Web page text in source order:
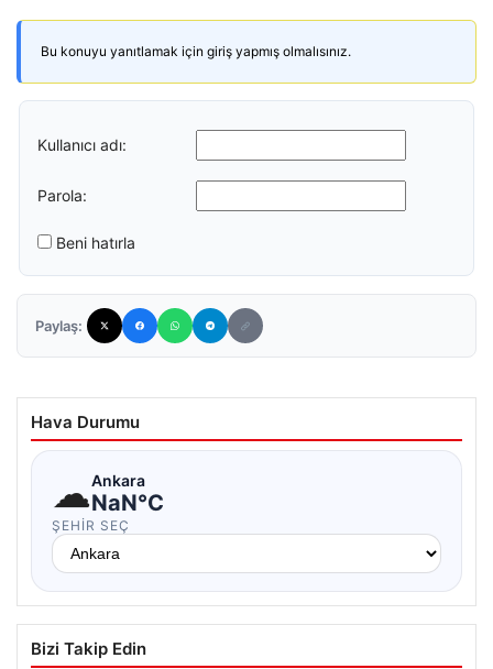
Bu konuyu yanıtlamak için giriş yapmış olmalısınız.
Kullanıcı adı:
Parola:
Beni hatırla
Paylaş:
Hava Durumu
☁Ankara
NaN°C
ŞEHIR SEÇ
Bizi Takip Edin